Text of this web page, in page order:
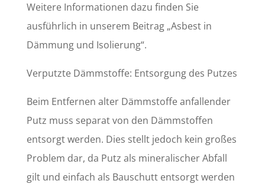
Weitere Informationen dazu finden Sie
ausführlich in unserem Beitrag „Asbest in
Dämmung und Isolierung“.
Verputzte Dämmstoffe: Entsorgung des Putzes
Beim Entfernen alter Dämmstoffe anfallender
Putz muss separat von den Dämmstoffen
entsorgt werden. Dies stellt jedoch kein großes
Problem dar, da Putz als mineralischer Abfall
gilt und einfach als Bauschutt entsorgt werden